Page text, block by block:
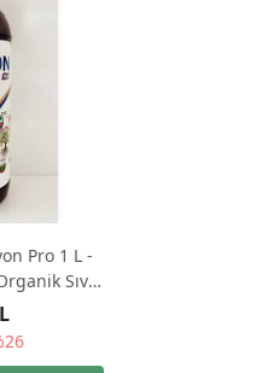
Pro 1 L -
Sıvı